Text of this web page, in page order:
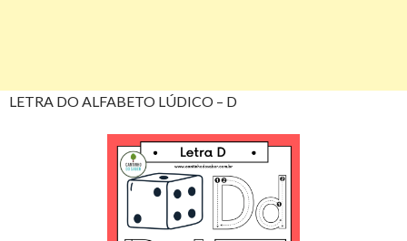
LETRA DO ALFABETO LÚDICO – D